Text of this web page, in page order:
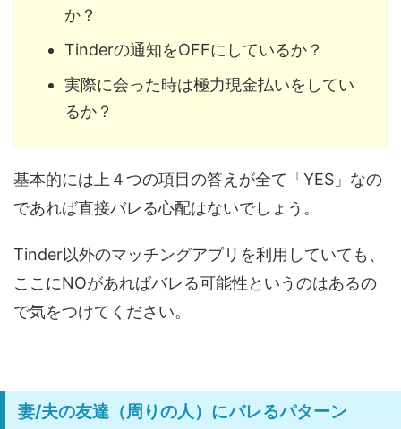
か？
Tinderの通知をOFFにしているか？
実際に会った時は極力現金払いをしてい
るか？
基本的には上４つの項目の答えが全て「YES」なの
であれば直接バレる心配はないでしょう。
Tinder以外のマッチングアプリを利用していても、
ここにNOがあればバレる可能性というのはあるの
で気をつけてください。
妻/夫の友達（周りの人）にバレるパターン